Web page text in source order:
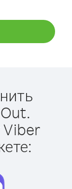
Viber